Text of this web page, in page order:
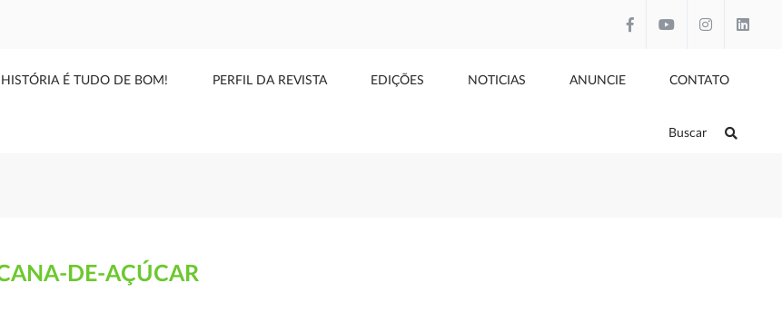
É TUDO DE BOM! PERFIL DA REVISTA EDIÇÕES NOTICIAS ANUNCIE CONTATO
Buscar
DE-AÇÚCAR